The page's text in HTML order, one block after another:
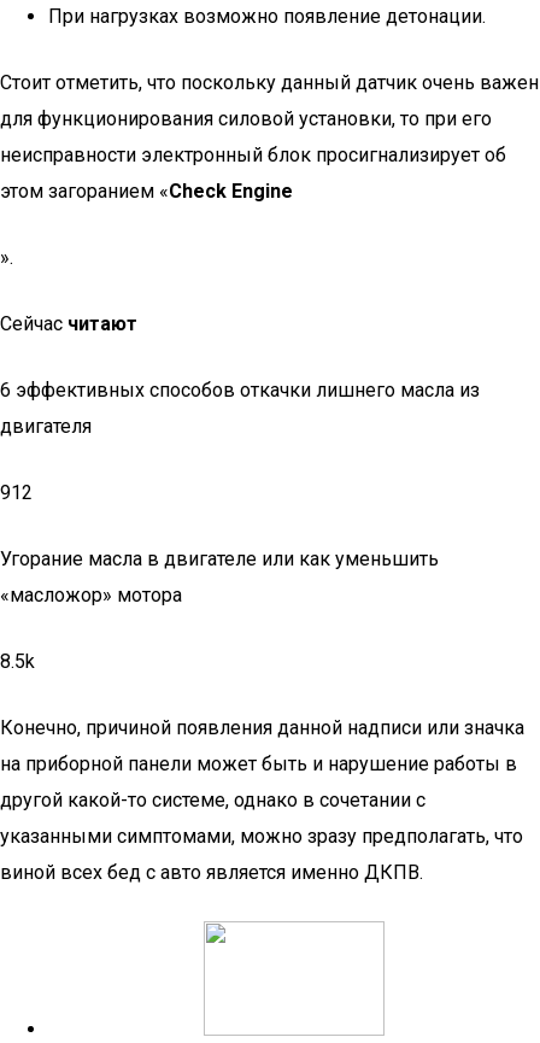
При нагрузках возможно появление детонации.
Стоит отметить, что поскольку данный датчик очень важен
для функционирования силовой установки, то при его
неисправности электронный блок просигнализирует об
этом загоранием «Check Engine
».
Сейчас читают
6 эффективных способов откачки лишнего масла из
двигателя
912
Угорание масла в двигателе или как уменьшить
«масложор» мотора
8.5k
Конечно, причиной появления данной надписи или значка
на приборной панели может быть и нарушение работы в
другой какой-то системе, однако в сочетании с
указанными симптомами, можно зразу предполагать, что
виной всех бед с авто является именно ДКПВ.